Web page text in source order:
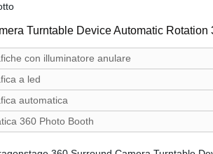
Turntable Device Automatic
con illuminatore anulare
a led
automatica
360 Photo Booth